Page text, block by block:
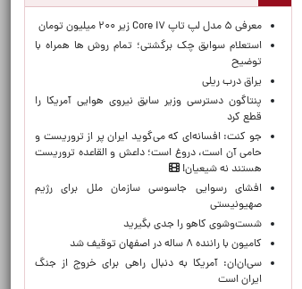
معرفی ۵ مدل لپ تاپ Core i۷ زیر ۲۰۰ میلیون تومان
استعلام سوابق چک برگشتی؛ تمام روش ها همراه با
توضیح
یراق درب ریلی
پنتاگون دسترسی وزیر سابق نیروی هوایی آمریکا را
قطع کرد
جو کنت: افسانه‌ای که می‌گوید ایران پر از تروریست و
حامی آن است، دروغ است؛ داعش و القاعده تروریست
هستند نه شیعیان!
افشای رسوایی جاسوسی سازمان ملل برای رژیم
صهیونیستی
شست‌وشوی کاهو را جدی بگیرید
کامیون با راننده ۸ ساله در اصفهان توقیف شد
سی‌ان‌ان: آمریکا به دنبال راهی برای خروج از جنگ
ایران است